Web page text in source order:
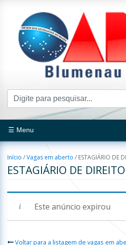
☰ Menu
Início /Vagas em aberto / ESTAGIÁRIO DE
ESTAGIÁRIO DE DIREITO
Este anúncio expirou
Voltar para a listagem de vagas em